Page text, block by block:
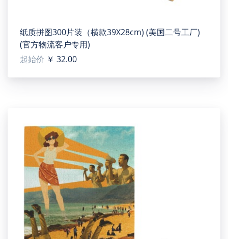
纸质拼图300片装（横款39X28cm) (美国二号工厂)
(官方物流客户专用)
起始价 ￥ 32.00